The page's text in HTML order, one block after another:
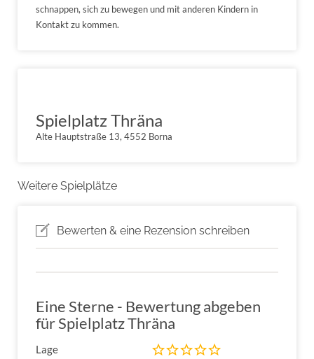
schnappen, sich zu bewegen und mit anderen Kindern in
Kontakt zu kommen.
Spielplatz Thräna
Alte Hauptstraße 13, 4552 Borna
Weitere Spielplätze
Bewerten & eine Rezension schreiben
Eine Sterne - Bewertung abgeben
für Spielplatz Thräna
Lage